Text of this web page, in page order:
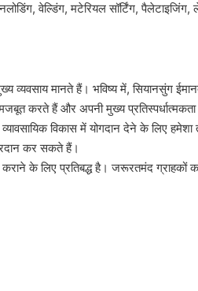
वेल्डिंग, मटेरियल सॉर्टिंग,
मानते हैं। भविष्य में, सियानसुंग
करते हैं और अपनी मुख्य
विकास में योगदान देने के लिए
कर सकते हैं।
कराने के लिए प्रतिबद्ध है। जरूरतमंद